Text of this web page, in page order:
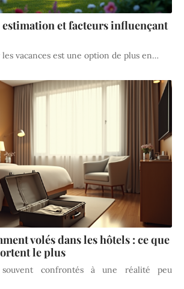
estimation et facteurs influençant
vacances est une option de plus en…
volés dans les hôtels : ce que
le plus
confrontés à une réalité peu